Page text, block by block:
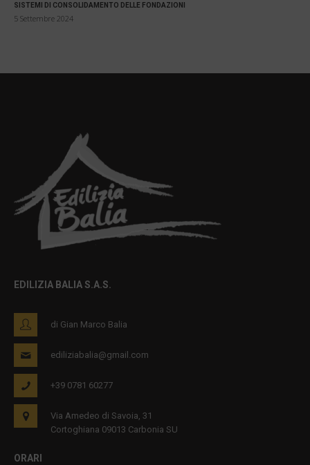
SISTEMI DI CONSOLIDAMENTO DELLE FONDAZIONI
5 Settembre 2024
EDILIZIA BALIA S.A.S.
di Gian Marco Balia
ediliziabalia@gmail.com
+39 0781 60277
Via Amedeo di Savoia, 31
Cortoghiana 09013 Carbonia SU
ORARI